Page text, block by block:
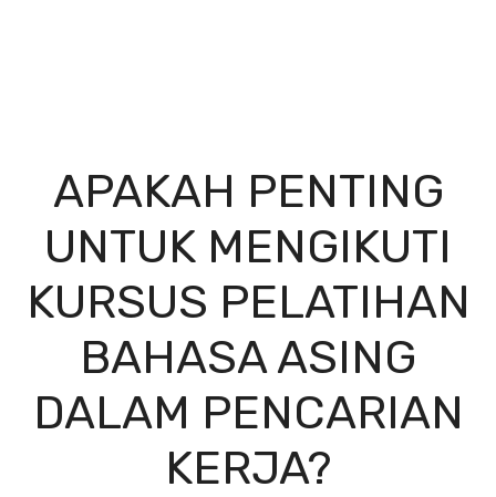
APAKAH PENTING
UNTUK MENGIKUTI
KURSUS PELATIHAN
BAHASA ASING
DALAM PENCARIAN
KERJA?